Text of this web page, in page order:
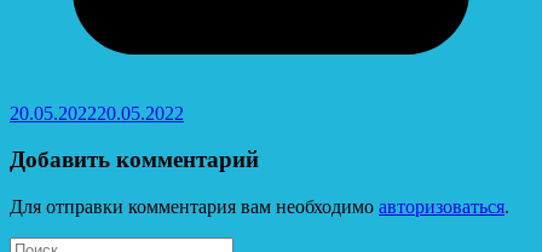
20.05.202220.05.2022
Добавить комментарий
Для отправки комментария вам необходимо авторизоваться.